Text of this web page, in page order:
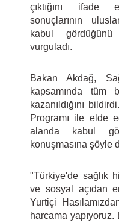
çıktığını ifade
sonuçlarının
kabul
vurguladı.
Bakan Akdağ,
kapsamında tüm
kazanıldığını
Programı ile elde
alanda kabul
konuşmasına şöyle
"Türkiye'de sağlık
ve sosyal açıdan
Yurtiçi
harcama